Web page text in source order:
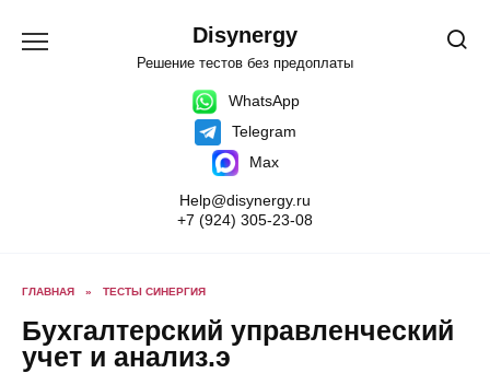
содержанию
Disynergy
Решение тестов без предоплаты
WhatsApp
Telegram
Max
Help@disynergy.ru
+7 (924) 305-23-08
ГЛАВНАЯ » ТЕСТЫ СИНЕРГИЯ
Бухгалтерский управленческий
учет и анализ.э